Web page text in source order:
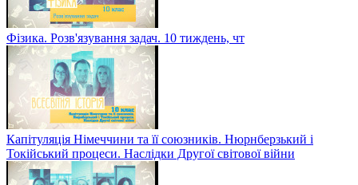
Фізика. Розв'язування задач. 10 тиждень, чт
Капітуляція Німеччини та її союзників. Нюрнберзький і
Токійський процеси. Наслідки Другої світової війни